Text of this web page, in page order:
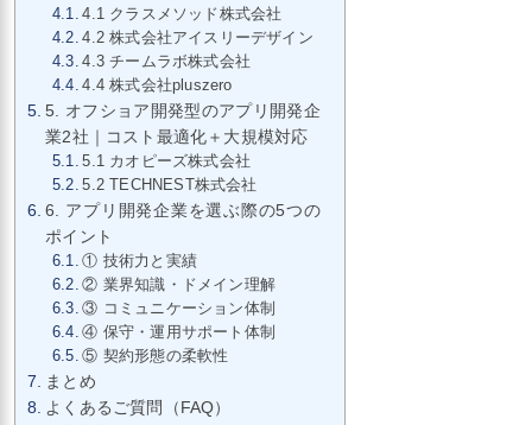
4.1 クラスメソッド株式会社
4.2 株式会社アイスリーデザイン
4.3 チームラボ株式会社
4.4 株式会社pluszero
5. オフショア開発型のアプリ開発企
業2社｜コスト最適化＋大規模対応
5.1 カオピーズ株式会社
5.2 TECHNEST株式会社
6. アプリ開発企業を選ぶ際の5つの
ポイント
① 技術力と実績
② 業界知識・ドメイン理解
③ コミュニケーション体制
④ 保守・運用サポート体制
⑤ 契約形態の柔軟性
まとめ
よくあるご質問（FAQ）